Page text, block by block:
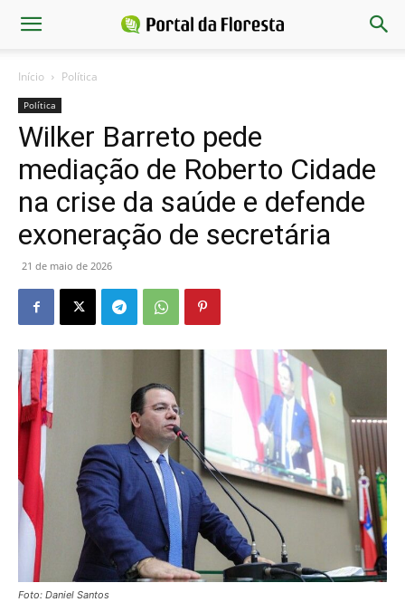
Início Política
Política
Wilker Barreto pede
mediação de Roberto Cidade
na crise da saúde e defende
exoneração de secretária
21 de maio de 2026
Foto: Daniel Santos